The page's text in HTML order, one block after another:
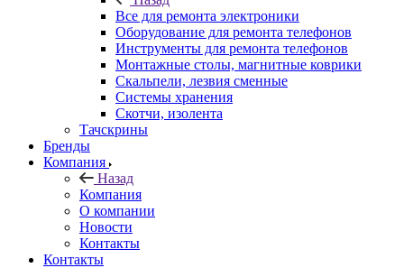
Все для ремонта электроники
Оборудование для ремонта телефонов
Инструменты для ремонта телефонов
Монтажные столы, магнитные коврики
Скальпели, лезвия сменные
Системы хранения
Скотчи, изолента
Тачскрины
Бренды
Компания
Назад
Компания
О компании
Новости
Контакты
Контакты